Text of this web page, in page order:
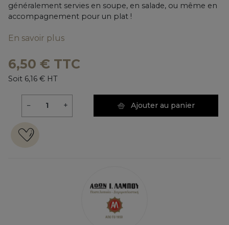
généralement servies en soupe, en salade, ou même en
accompagnement pour un plat !
En savoir plus
6,50 € TTC
Soit 6,16 € HT
− + Ajouter au panier